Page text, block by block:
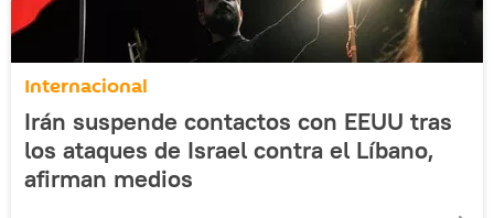
Internacional
Irán suspende contactos con EEUU tras
los ataques de Israel contra el Líbano,
afirman medios